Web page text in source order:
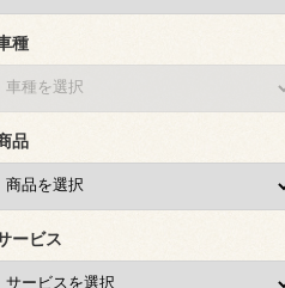
種
品
ービス